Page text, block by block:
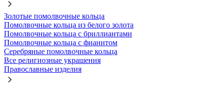
Золотые помолвочные кольца
Помолвочные кольца из белого золота
Помолвочные кольца с бриллиантами
Помолвочные кольца с фианитом
Серебряные помолвочные кольца
Все религиозные украшения
Православные изделия